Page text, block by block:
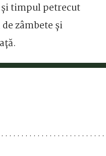
timpul petrecut
zâmbete și